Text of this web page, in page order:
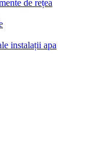
de rețea
instalații apa